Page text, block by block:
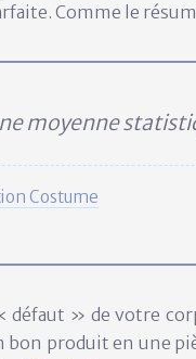
Comme le
moyenne
Costume
défaut » de votre
bon produit en une